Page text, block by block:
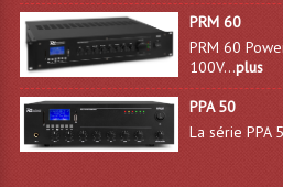
Structures
Structures
Structures,
Tour De Travail Et
PRM 60
PRM 60
100V...plus
PPA 50
La série PPA